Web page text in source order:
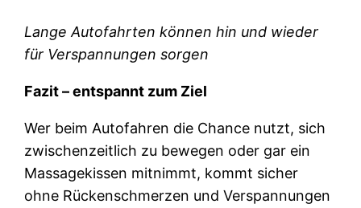
Lange Autofahrten können hin und wieder
für Verspannungen sorgen
Fazit – entspannt zum Ziel
Wer beim Autofahren die Chance nutzt, sich
zwischenzeitlich zu bewegen oder gar ein
Massagekissen mitnimmt, kommt sicher
ohne Rückenschmerzen und Verspannungen